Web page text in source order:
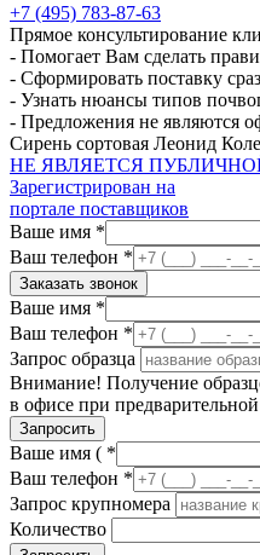
+7 (495) 783-87-63
Прямое консультирование
- Помогает Вам сделать
- Сформировать поставку
- Узнать нюансы типов
- Предложения не являются
Сирень сортовая Леонид
НЕ ЯВЛЯЕТСЯ
Зарегистрирован на
портале поставщиков
Ваше имя *
Ваш телефон *
Ваше имя *
Ваш телефон *
Запрос образца
Внимание! Получение
в офисе при
Ваше имя ( *
Ваш телефон *
Запрос крупномера
Количество